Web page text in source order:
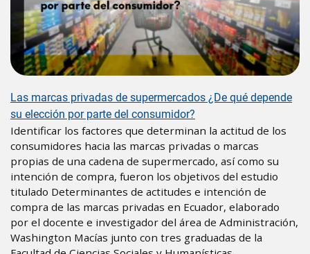
Las marcas privadas de supermercados ¿De qué depende
su elección por parte del consumidor?
Identificar los factores que determinan la actitud de los
consumidores hacia las marcas privadas o marcas
propias de una cadena de supermercado, así como su
intención de compra, fueron los objetivos del estudio
titulado Determinantes de actitudes e intención de
compra de las marcas privadas en Ecuador, elaborado
por el docente e investigador del área de Administración,
Washington Macías junto con tres graduadas de la